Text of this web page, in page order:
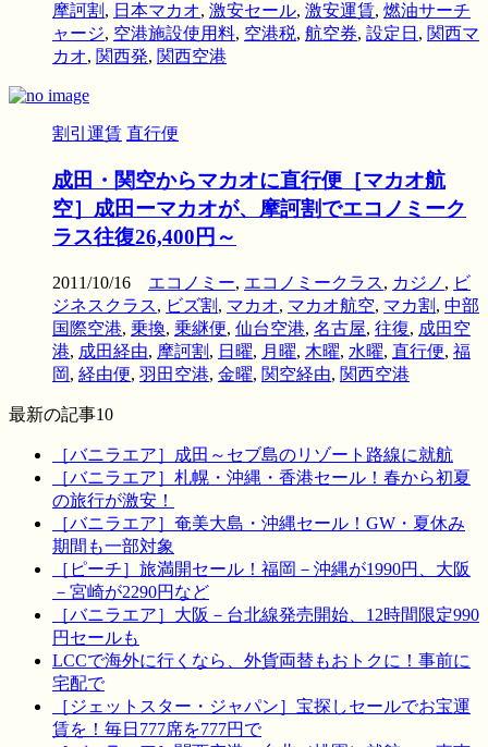
摩訶割 , 日本マカオ, 激安セール, 激安運賃, 燃油サーチ
ャージ, 空港施設使用料, 空港税, 航空券, 設定日 , 関西マ
カオ, 関西発, 関西空港
割引運賃 直行便
成田・関空からマカオに直行便［マカオ航
空］成田ーマカオが、摩訶割でエコノミーク
ラス往復26,400円～
2011/10/16 エコノミー, エコノミークラス, カジノ , ビ
ジネスクラス, ビズ割 , マカオ, マカオ航空, マカ割 , 中部
国際空港, 乗換, 乗継便, 仙台空港, 名古屋, 往復, 成田空
港, 成田経由, 摩訶割 , 日曜, 月曜, 木曜, 水曜, 直行便, 福
岡, 経由便, 羽田空港, 金曜, 関空経由, 関西空港
最新の記事10
［バニラエア］成田～セブ島のリゾート路線に就航
［バニラエア］札幌・沖縄・香港セール！春から初夏
の旅行が激安！
［バニラエア］奄美大島・沖縄セール！GW・夏休み
期間も一部対象
［ピーチ］旅満開セール！福岡－沖縄が1990円、大阪
－宮崎が2290円など
［バニラエア］大阪－台北線発売開始、12時間限定990
円セールも
LCCで海外に行くなら、外貨両替もおトクに！事前に
宅配で
［ジェットスター・ジャパン］宝探しセールでお宝運
賃を！毎日777席を777円で